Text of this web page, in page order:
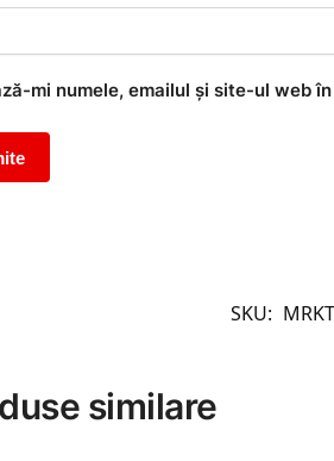
mi numele, emailul și site-ul web
SKU:
similare